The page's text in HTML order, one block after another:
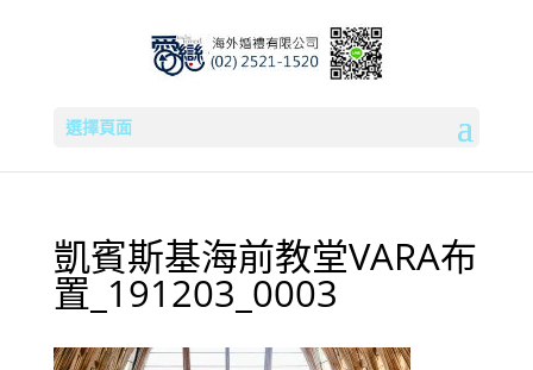
選擇頁面
凱賓斯基海前教堂VARA布
置_191203_0003